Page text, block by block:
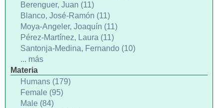
Berenguer, Juan (11)
Blanco, José-Ramón (11)
Moya-Angeler, Joaquín (11)
Pérez-Martínez, Laura (11)
Santonja-Medina, Fernando (10)
... más
Materia
Humans (179)
Female (95)
Male (84)